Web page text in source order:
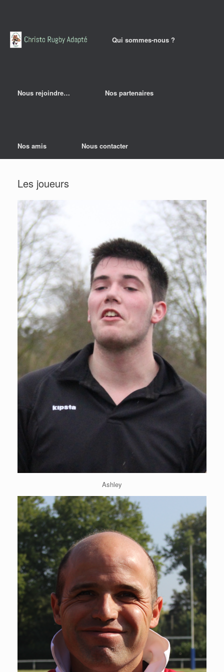
Qui sommes-nous ?
Nous rejoindre… Nos partenaires
Nos amis Nous contacter
Les joueurs
Ashley